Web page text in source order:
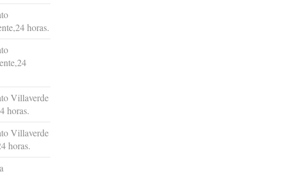
horas.
Villaverde
horas.
Villaverde
horas.